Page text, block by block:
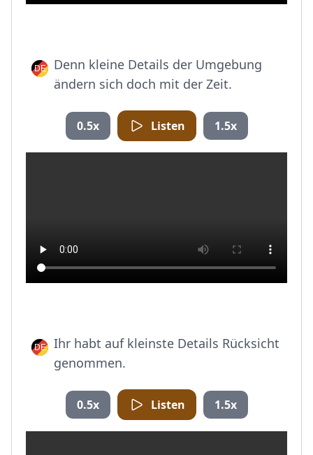
Denn kleine Details der Umgebung
ändern sich doch mit der Zeit.
0.5x Listen 1.5x
Ihr habt auf kleinste Details Rücksicht
genommen.
0.5x Listen 1.5x